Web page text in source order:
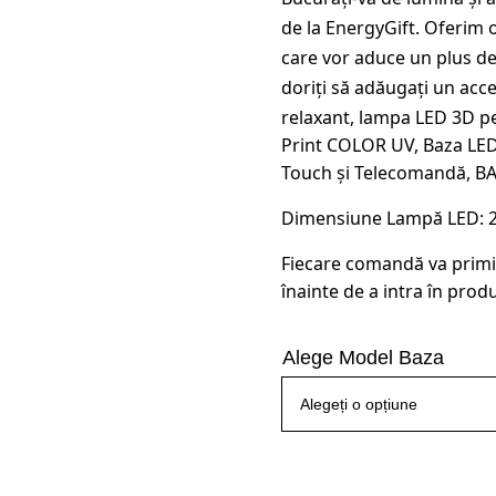
fost:
de la EnergyGift. Oferim
care vor aduce un plus
doriți să adăugați un
relaxant, lampa LED 3D
Print COLOR UV, Baza
Touch și Telecomandă,
Dimensiune Lampă LED:
Fiecare comandă va
înainte de a intra în
Alege Model Baza